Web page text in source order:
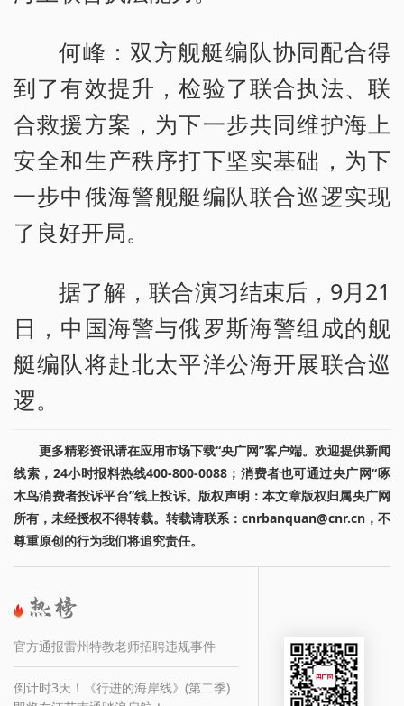
何峰：双方舰艇编队协同配合得
到了有效提升，检验了联合执法、联
合救援方案，为下一步共同维护海上
安全和生产秩序打下坚实基础，为下
一步中俄海警舰艇编队联合巡逻实现
了良好开局。
据了解，联合演习结束后，9月21
日，中国海警与俄罗斯海警组成的舰
艇编队将赴北太平洋公海开展联合巡
逻。
更多精彩资讯请在应用市场下载“央广网”客户端。欢迎提供新闻
线索，24小时报料热线400-800-0088；消费者也可通过央广网“啄
木鸟消费者投诉平台”线上投诉。版权声明：本文章版权归属央广网
所有，未经授权不得转载。转载请联系：cnrbanquan@cnr.cn，不
尊重原创的行为我们将追究责任。
官方通报雷州特教老师招聘违规事件
倒计时3天！《行进的海岸线》(第二季)